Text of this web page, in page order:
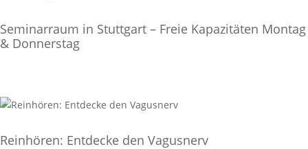
Seminarraum in Stuttgart – Freie Kapazitäten Montag
& Donnerstag
Reinhören: Entdecke den Vagusnerv